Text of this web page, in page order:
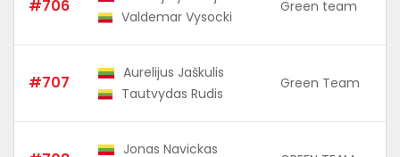
#706
Valdemar Vysocki
Green team
#707
Aurelijus Jaškulis
Tautvydas Rudis
Green Team
Jonas Navickas